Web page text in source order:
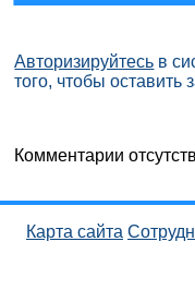
Авторизируйтесь в
того, чтобы оставить
Комментарии
Карта сайта